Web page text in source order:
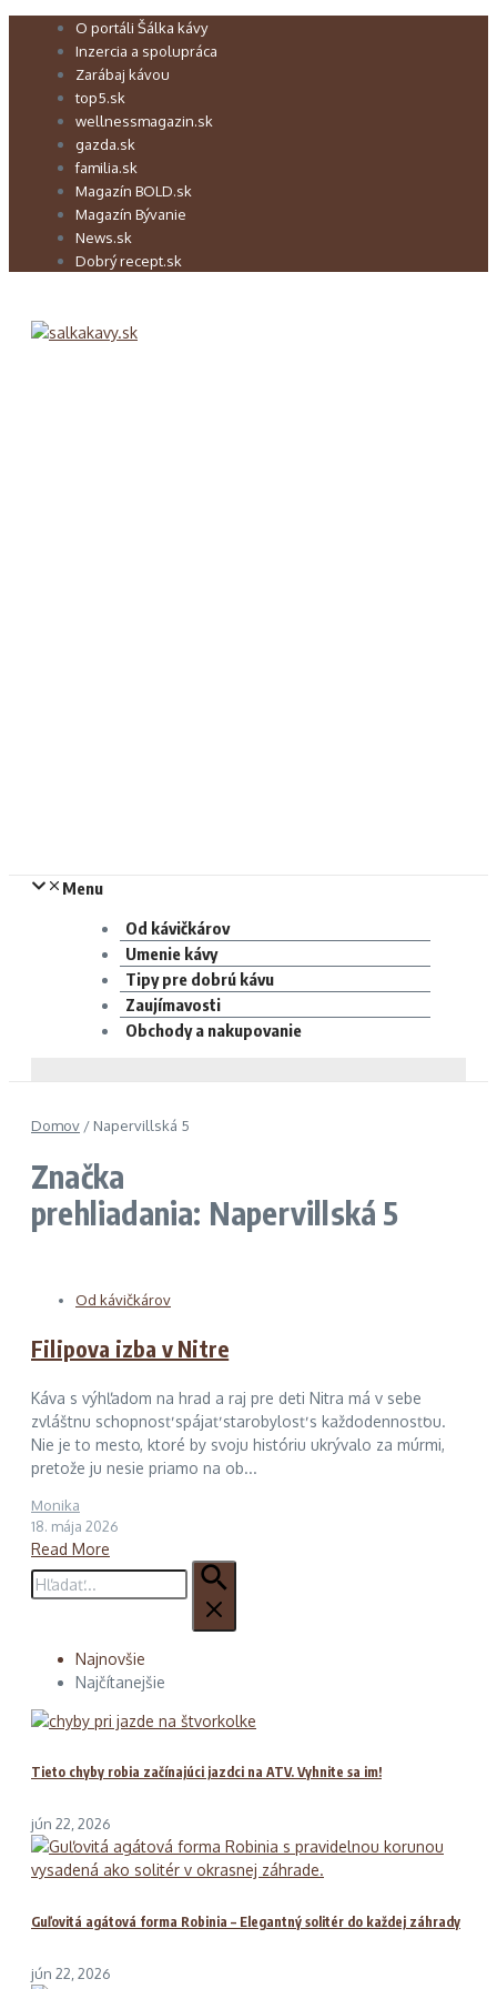
Preskočiť O portáli Šálka kávy
Inzercia a spolupráca
Zarábaj kávou
top5.sk
wellnessmagazin.sk
gazda.sk
familia.sk
Magazín BOLD.sk
Magazín Bývanie
News.sk
Dobrý recept.sk
Menu
Od kávičkárov
Umenie kávy
Tipy pre dobrú kávu
Zaujímavosti
Obchody a nakupovanie
Domov / Napervillská 5
Značka
prehliadania: Napervillská 5
Od kávičkárov
Filipova izba v Nitre
Káva s výhľadom na hrad a raj pre deti Nitra má v sebe
zvláštnu schopnosť spájať starobylosť s každodennosťou.
Nie je to mesto, ktoré by svoju históriu ukrývalo za múrmi,
pretože ju nesie priamo na ob...
Monika
18. mája 2026
Read More
Hľadať:
Najnovšie
Najčítanejšie
Tieto chyby robia začínajúci jazdci na ATV. Vyhnite sa im!
jún 22, 2026
Guľovitá agátová forma Robinia – Elegantný solitér do každej záhrady
jún 22, 2026